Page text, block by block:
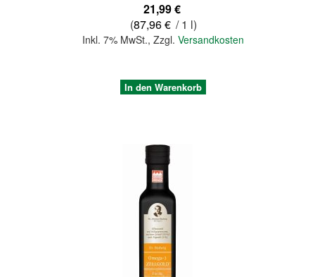
21,99 €
(87,96 € / 1 l)
Inkl. 7% MwSt.,Zzgl.Versandkosten
In den Warenkorb